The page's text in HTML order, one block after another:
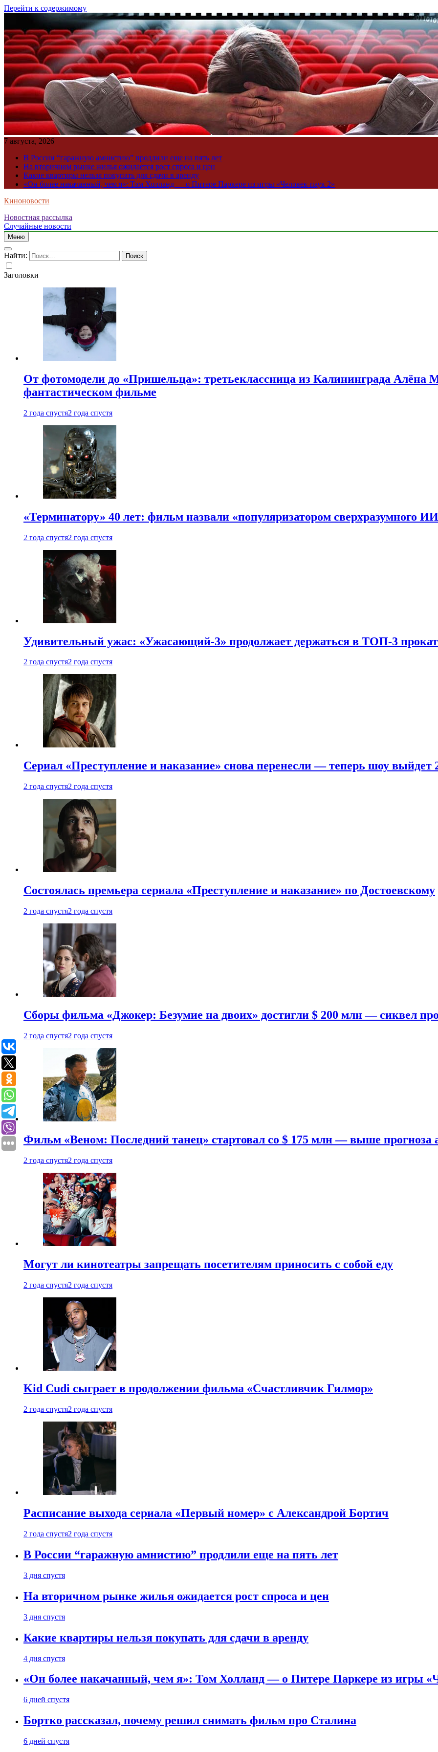
Перейти к содержимому
7 августа, 2026
В России “гаражную амнистию” продлили еще на пять лет
На вторичном рынке жилья ожидается рост спроса и цен
Какие квартиры нельзя покупать для сдачи в аренду
«Он более накачанный, чем я»: Том Холланд — о Питере Паркере из игры «Человек-паук 2»
Киноновости
Новостная рассылка
Случайные новости
Меню
Найти:
Заголовки
От фотомодели до «Пришельца»: третьеклассница из Калининграда Алёна
фантастическом фильме
2 года спустя2 года спустя
«Терминатору» 40 лет: фильм назвали «популяризатором сверхразумного
2 года спустя2 года спустя
Удивительный ужас: «Ужасающий-3» продолжает держаться в ТОП-3
2 года спустя2 года спустя
Сериал «Преступление и наказание» снова перенесли — теперь шоу выйдет
2 года спустя2 года спустя
Состоялась премьера сериала «Преступление и наказание» по Достоевскому
2 года спустя2 года спустя
Сборы фильма «Джокер: Безумие на двоих» достигли $ 200 млн — сиквел
2 года спустя2 года спустя
Фильм «Веном: Последний танец» стартовал со $ 175 млн — выше прогноза
2 года спустя2 года спустя
Могут ли кинотеатры запрещать посетителям приносить с собой еду
2 года спустя2 года спустя
Kid Cudi сыграет в продолжении фильма «Счастливчик Гилмор»
2 года спустя2 года спустя
Расписание выхода сериала «Первый номер» с Александрой Бортич
2 года спустя2 года спустя
В России “гаражную амнистию” продлили еще на пять лет
3 дня спустя
На вторичном рынке жилья ожидается рост спроса и цен
3 дня спустя
Какие квартиры нельзя покупать для сдачи в аренду
4 дня спустя
«Он более накачанный, чем я»: Том Холланд — о Питере Паркере из игры
6 дней спустя
Бортко рассказал, почему решил снимать фильм про Сталина
6 дней спустя